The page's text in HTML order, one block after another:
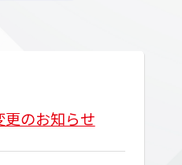
のお知らせ